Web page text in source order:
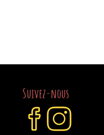
Suivez-nous